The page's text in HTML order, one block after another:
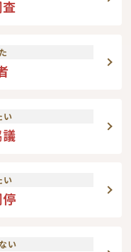
い
い
い